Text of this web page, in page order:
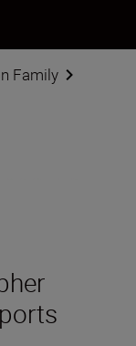
Family